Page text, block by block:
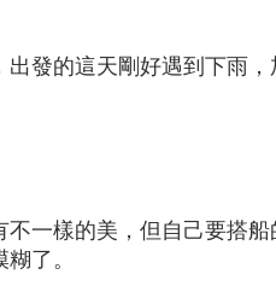
發的這天剛好遇到下雨
一樣的美，但自己要搭
了。